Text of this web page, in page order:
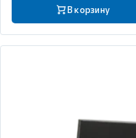
В корзину